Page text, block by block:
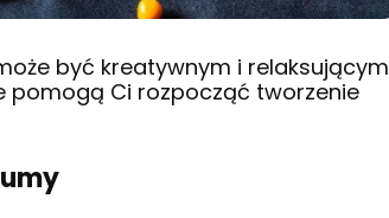
być kreatywnym i relaksującym
pomogą Ci rozpocząć tworzenie